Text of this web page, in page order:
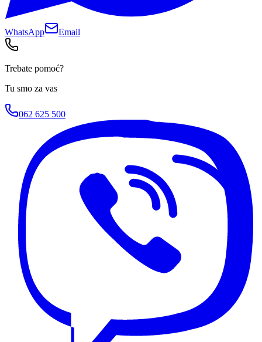
WhatsApp Email
Trebate pomoć?
Tu smo za vas
062 625 500